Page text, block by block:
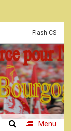
Flash CSE du 23 mars
Menu